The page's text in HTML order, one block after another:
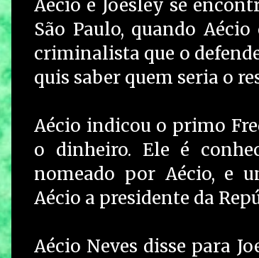
Aécio e Joesley se
São Paulo, quando
criminalista que o
quis saber quem seria o
Aécio indicou o primo
o dinheiro. Ele é
nomeado por Aécio, e
Aécio a presidente da
Aécio Neves disse para